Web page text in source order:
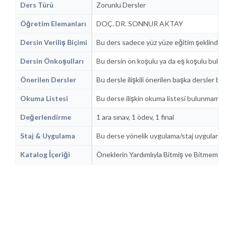
Ders Türü Zorunlu Dersler
Öğretim Elemanları DOÇ. DR. SONNUR AKTAY
Dersin Veriliş Biçimi Bu ders sadece yüz yüze eğitim şeklinde
Dersin Önkoşulları Bu dersin ön koşulu ya da eş koşulu
Önerilen Dersler Bu dersle ilişkili önerilen başka dersler
Okuma Listesi Bu derse ilişkin okuma listesi
Değerlendirme 1 ara sınav, 1 ödev, 1 final
Staj & Uygulama Bu derse yönelik uygulama/staj
Katalog İçeriği Öneklerin Yardımlıyla Bitmiş ve Bitmemiş